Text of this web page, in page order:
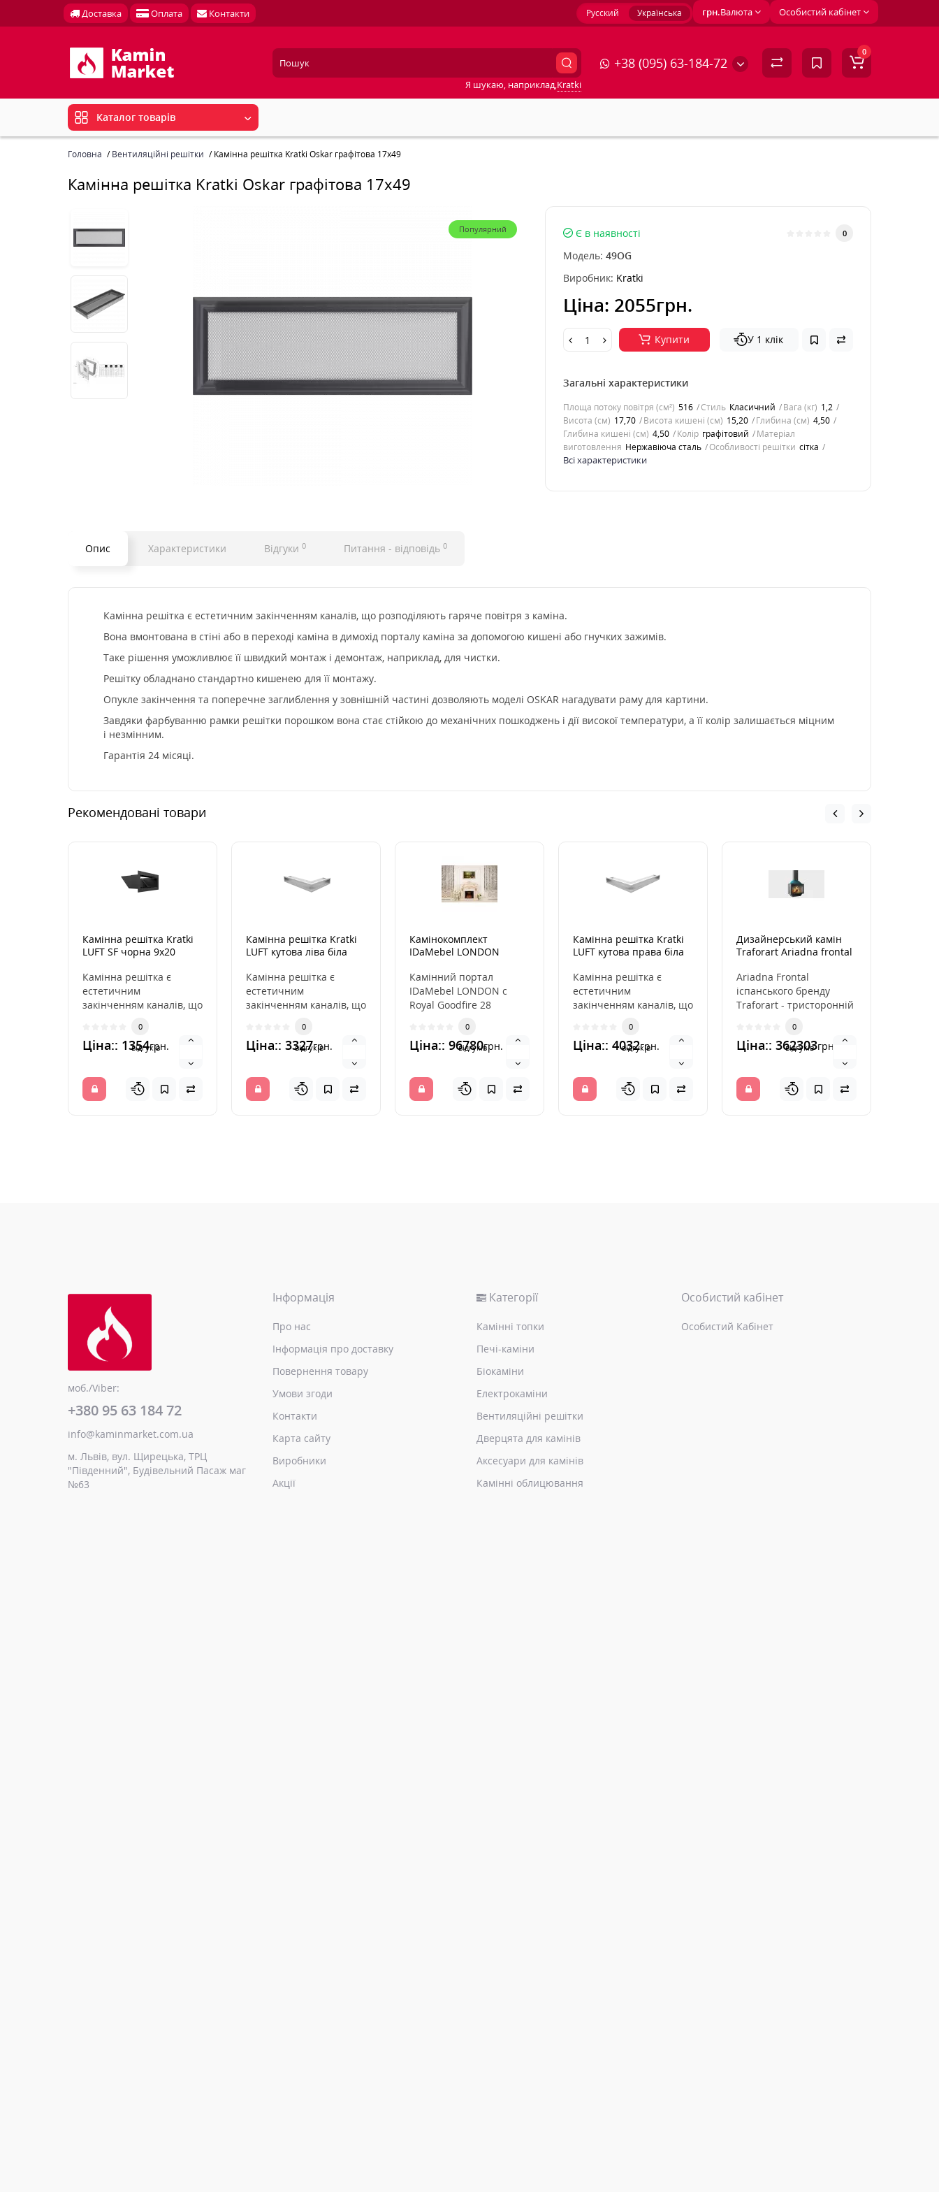
Доставка Оплата Контакти Особистий кабінет
грн.Валюта
Русский Українська
+38 (095) 63-184-72
Я шукаю, наприклад,Kratki
0
Каталог товарів
Головна Вентиляційні решітки Камінна решітка Kratki Oskar графітова 17x49
Камінна решітка Kratki Oskar графітова 17x49
Популярний Є в наявності 0
Модель: 49OG
Виробник: Kratki
Ціна: 2055грн.
Купити У 1 клік
Загальні характеристики
Площа потоку повітря (см²) 516 Стиль Класичний Вага (кг) 1,2
Висота (см) 17,70 Висота кишені (см) 15,20 Глибина (см) 4,50
Глибина кишені (см) 4,50 Колір графітовий
Матеріал
виготовлення Нержавіюча сталь Особливості решітки сітка
Всі характеристики
Опис Характеристики Відгуки 0 Питання - відповідь 0
Камінна решітка є естетичним закінченням каналів, що розподіляють гаряче повітря з каміна.
Вона вмонтована в стіні або в переході каміна в димохід порталу каміна за допомогою кишені або гнучких зажимів.
Таке рішення уможливлює її швидкий монтаж і демонтаж, наприклад, для чистки.
Решітку обладнано стандартно кишенею для її монтажу.
Опукле закінчення та поперечне заглиблення у зовнішній частині дозволяють моделі OSKAR нагадувати раму для картини.
Завдяки фарбуванню рамки решітки порошком вона стає стійкою до механічних пошкоджень і дії високої температури, а її колір залишається міцним
і незмінним.
Гарантія 24 місяці.
Рекомендовані товари
Камінна решітка Kratki
LUFT SF чорна 9x20
Камінна решітка є
естетичним
закінченням каналів, що
повітря з каміна. Вона
ін..
0
відгуків
Ціна:: 1354грн.
Камінна решітка Kratki
LUFT кутова ліва біла
Камінна решітка є
естетичним
закінченням каналів, що
повітря з каміна. Вона
ін..
0
відгуків
Ціна:: 3327грн.
Камінокомплект
IDaMebel LONDON
Камінний портал
IDaMebel LONDON c
Royal Goodfire 28
представити новинку -
по..
0
відгуків
Ціна:: 96780грн.
Камінна решітка Kratki
LUFT кутова права біла
Камінна решітка є
естетичним
закінченням каналів, що
повітря з каміна. Вона
ін..
0
відгуків
Ціна:: 4032грн.
Дизайнерський камін
Traforart Ariadna frontal
Ariadna Frontal
іспанського бренду
Traforart - тристоронній
подвійним верхнім
кожу..
0
відгуків
Ціна:: 362303грн.
моб./Viber:
+380 95 63 184 72
info@kaminmarket.com.ua
м. Львів, вул. Щирецька, ТРЦ
"Південний", Будівельний Пасаж маг
№63
Інформація
Про нас
Інформація про доставку
Повернення товару
Умови згоди
Контакти
Карта сайту
Виробники
Акції
Категорії
Камінні топки
Печі-каміни
Біокаміни
Електрокаміни
Вентиляційні решітки
Дверцята для камінів
Аксесуари для камінів
Камінні облицювання
Особистий кабінет
Особистий Кабінет